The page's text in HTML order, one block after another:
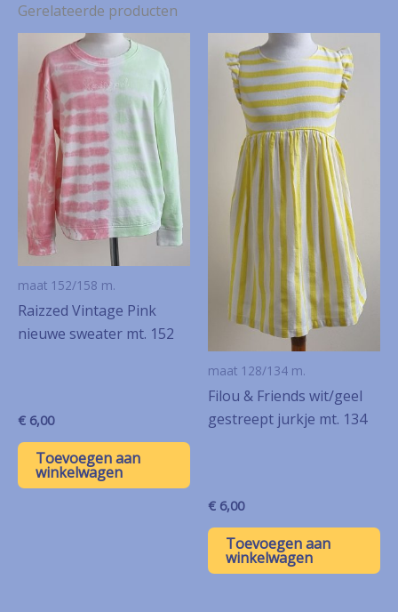
Gerelateerde producten
maat 152/158 m.
Raizzed Vintage Pink
nieuwe sweater mt. 152
€ 6,00
Toevoegen aan
winkelwagen
maat 128/134 m.
Filou & Friends wit/geel
gestreept jurkje mt. 134
€ 6,00
Toevoegen aan
winkelwagen